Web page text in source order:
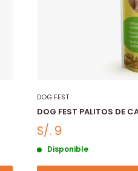
DOG FEST
DOG FEST PALITOS DE
S/. 9
Disponible